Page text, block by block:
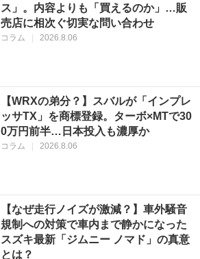
ス」。内容よりも「買えるのか」…販
売店に相次ぐ切実な問い合わせ
コラム 2026.8.06
【WRXの弟分？】スバルが「インプレ
ッサTX」を商標登録。ターボ×MTで30
0万円前半…日本投入も濃厚か
コラム 2026.8.06
【なぜ走行ノイズが激減？】車外騒音
規制への対策で車内まで静かになった
スズキ最新「ジムニー ノマド」の真意
とは？